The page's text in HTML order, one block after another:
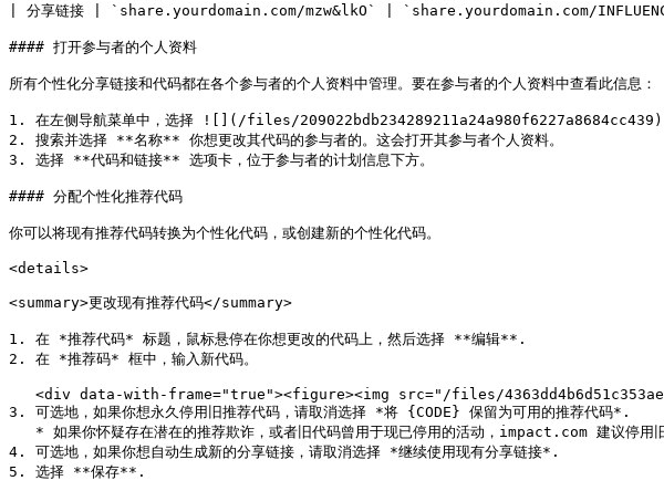
| 分享链接 | `share.yourdomain.com/mzw&lkO` | `share.yourdomain.com/
#### 打开参与者的个人资料
所有个性化分享链接和代码都在各个参与者的个人资料中管理。要在参与者的个人资料中查看此信息：
1. 在左侧导航菜单中，选择 ![](/files/
2. 搜索并选择 **名称** 你想更改其代码的参与者的。这会打开其参与者个人资料。
3. 选择 **代码和链接** 选项卡，位于参与者的计划信息下方。
#### 分配个性化推荐代码
你可以将现有推荐代码转换为个性化代码，或创建新的个性化代码。
<details>
<summary>更改现有推荐代码</summary>
1. 在 *推荐代码* 标题，鼠标悬停在你想更改的代码上，然后选择 **编辑**.
2. 在 *推荐码* 框中，输入新代码。
3. 可选地，如果你想永久停用旧推荐代码，请取消选择 *将 {CODE} 保留为可用的推荐代码*.
4. 可选地，如果你想自动生成新的分享链接，请取消选择 *继续使用现有分享链接*.
5. 选择 **保存**.